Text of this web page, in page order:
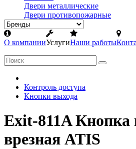
Двери металлические
Двери противопожарные
О компанииУслугиНаши работы
Контроль доступа
Кнопки выхода
Exit-811A Кнопка
врезная ATIS